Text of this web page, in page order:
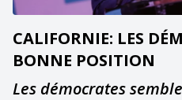
CALIFORNIE: LES
BONNE POSITION
Les démocrates